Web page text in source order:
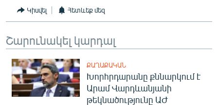
Կիսվել Հետևեք մեզ
Շարունակել կարդալ
ՔԱՂԱՔԱԿԱՆ
Խորհրդարանը քննարկում է
Արամ Վարդևանյանի
թեկնածությունը ԱԺ